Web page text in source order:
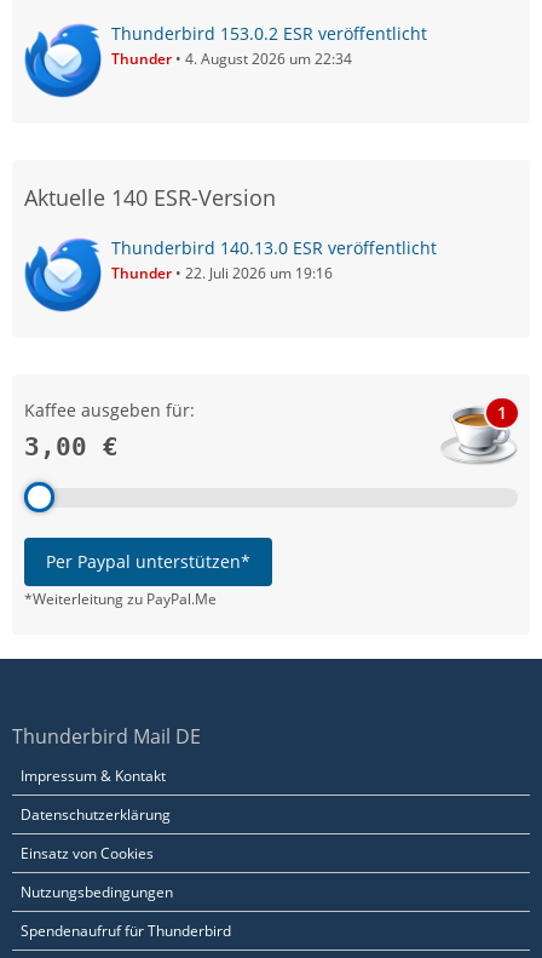
Thunderbird 153.0.2 ESR veröffentlicht
Thunder 4. August 2026 um 22:34
Aktuelle 140 ESR-Version
Thunderbird 140.13.0 ESR veröffentlicht
Thunder 22. Juli 2026 um 19:16
Kaffee ausgeben für:
3,00 €
1
Per Paypal unterstützen*
*Weiterleitung zu PayPal.Me
Thunderbird Mail DE
Impressum & Kontakt
Datenschutzerklärung
Einsatz von Cookies
Nutzungsbedingungen
Spendenaufruf für Thunderbird